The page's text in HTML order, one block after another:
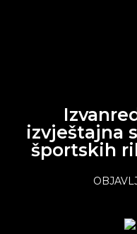
izvještajna
športskih